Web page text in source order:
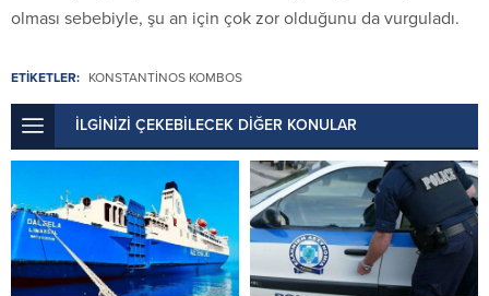
olması sebebiyle, şu an için çok zor olduğunu da vurguladı.
ETİKETLER: KONSTANTINOS KOMBOS
İLGİNİZİ ÇEKEBİLECEK DİĞER KONULAR